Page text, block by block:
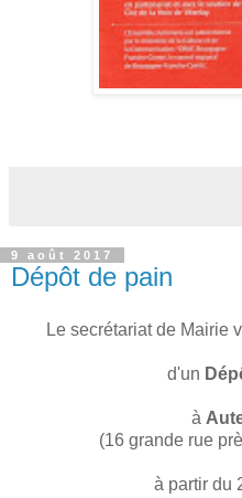
9 août 2017
Dépôt de pain
Le secrétariat de Mairie
d'un
à
(16 grande rue
à partir du